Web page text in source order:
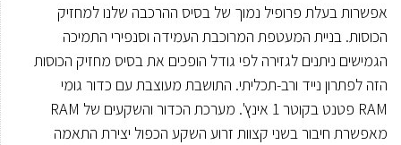
אפשרות בעלת פרופיל נמוך של בסיס ההרכבה שלנו למחזיק
הכוסות. בניית המעטפת המרוכבת העמידה וסנפירי התמיכה
הגמישים ניתנים לגזירה לפי גודל הופכים את בסיס מחזיק הכוסות
הזה לפתרון נייד ורב-תכליתי. התושבת מעוצבת עם כדור גומי
RAM פטנט בקוטר 1 אינץ'. מערכת הכדור והשקעים של RAM
מאפשרת חיבור בשני קצוות זרוע השקע הכפול יצירת התאמה